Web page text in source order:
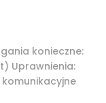
konieczne:
Uprawnienia: